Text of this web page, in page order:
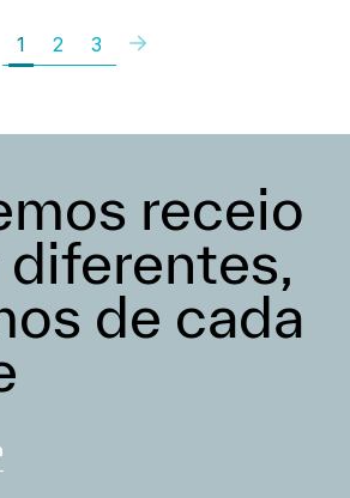
1 2 3
receio
diferentes,
de cada